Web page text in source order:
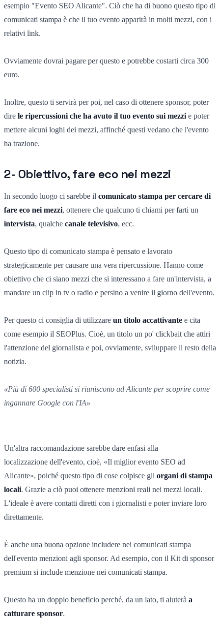
esempio "Evento SEO Alicante". Ciò che ha di buono questo tipo di
comunicati stampa è che il tuo evento apparirà in molti mezzi, con i
relativi link.
Ovviamente dovrai pagare per questo e potrebbe costarti circa 300
euro.
Inoltre, questo ti servirà per poi, nel caso di ottenere sponsor, poter
dire le ripercussioni che ha avuto il tuo evento sui mezzi e poter
mettere alcuni loghi dei mezzi, affinché questi vedano che l'evento
ha trazione.
2- Obiettivo, fare eco nei mezzi
In secondo luogo ci sarebbe il comunicato stampa per cercare di
fare eco nei mezzi, ottenere che qualcuno ti chiami per farti un
intervista, qualche canale televisivo, ecc.
Questo tipo di comunicato stampa è pensato e lavorato
strategicamente per causare una vera ripercussione. Hanno come
obiettivo che ci siano mezzi che si interessano a fare un'intervista, a
mandare un clip in tv o radio e persino a venire il giorno dell'evento.
Per questo ci consiglia di utilizzare un titolo accattivante e cita
come esempio il SEOPlus. Cioè, un titolo un po' clickbait che attiri
l'attenzione del giornalista e poi, ovviamente, sviluppare il resto della
notizia.
«Più di 600 specialisti si riuniscono ad Alicante per scoprire come
ingannare Google con l'IA»
Un'altra raccomandazione sarebbe dare enfasi alla
localizzazione dell'evento, cioè, «Il miglior evento SEO ad
Alicante», poiché questo tipo di cose colpisce gli organi di stampa
locali. Grazie a ciò puoi ottenere menzioni reali nei mezzi locali.
L'ideale è avere contatti diretti con i giornalisti e poter inviare loro
direttamente.
È anche una buona opzione includere nei comunicati stampa
dell'evento menzioni agli sponsor. Ad esempio, con il Kit di sponsor
premium si include menzione nei comunicati stampa.
Questo ha un doppio beneficio perché, da un lato, ti aiuterà a
catturare sponsor.